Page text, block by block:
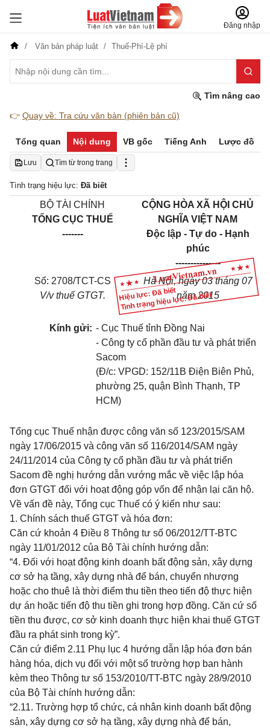
Đăng nhập
Văn bản pháp luật Thuế-Phí-Lệ phí
Tìm nâng cao
👉 Quay về: Tra cứu văn bản (phiên bản cũ)
Tổng quan Nội dung VB gốc Tiếng Anh Lược đồ
Lưu Tìm từ trong trang
Tình trạng hiệu lực: Đã biết
Hiệu lực: Đã biết
Tình trạng hiệu lực: Đã biết
BỘ TÀI CHÍNH
TỔNG CỤC THUẾ
-------
CỘNG HÒA XÃ HỘI CHỦ
NGHĨA VIỆT NAM
Độc lập - Tự do - Hạnh
phúc
---------------
Số: 2708/TCT-CS
V/v thuế GTGT.
Hà Nội, ngày 03 tháng 07
năm 2015
Kính gửi: - Cục Thuế tỉnh Đồng Nai
- Công ty cổ phần đầu tư và phát triển
Sacom
(Đ/c: VPGD: 152/11B Điện Biên Phủ,
phường 25, quận Bình Thạnh, TP
HCM)
Tổng cục Thuế nhận được công văn số 123/2015/SAM
ngày 17/06/2015 và công văn số 116/2014/SAM ngày
24/11/2014 của Công ty cổ phần đầu tư và phát triển
Sacom đề nghị hướng dẫn vướng mắc về việc lập hóa
đơn GTGT đối với hoạt động góp vốn để nhận lại căn hộ.
Về vấn đề này, Tổng cục Thuế có ý kiến như sau:
1. Chính sách thuế GTGT và hóa đơn:
Căn cứ khoản 4 Điều 8 Thông tư số 06/2012/TT-BTC
ngày 11/01/2012 của Bộ Tài chính hướng dẫn:
“4. Đối với hoạt động kinh doanh bất động sản, xây dựng
cơ sở hạ tầng, xây dựng nhà để bán, chuyển nhượng
hoặc cho thuê là thời điểm thu tiền theo tiến độ thực hiện
dự án hoặc tiến độ thu tiền ghi trong hợp đồng. Căn cứ số
tiền thu được, cơ sở kinh doanh thực hiện khai thuế GTGT
đầu ra phát sinh trong kỳ”.
Căn cứ điểm 2.11 Phụ lục 4 hướng dẫn lập hóa đơn bán
hàng hóa, dịch vụ đối với một số trường hợp ban hành
kèm theo Thông tư số 153/2010/TT-BTC ngày 28/9/2010
của Bộ Tài chính hướng dẫn:
“2.11. Trường hợp tổ chức, cá nhân kinh doanh bất động
sản, xây dựng cơ sở hạ tầng, xây dựng nhà để bán,